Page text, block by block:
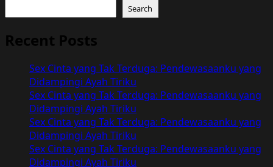
Search
Recent Posts
Sex Cinta yang Tak Terduga: Pendewasaanku yang
Didampingi Ayah Tiriku
Sex Cinta yang Tak Terduga: Pendewasaanku yang
Didampingi Ayah Tiriku
Sex Cinta yang Tak Terduga: Pendewasaanku yang
Didampingi Ayah Tiriku
Sex Cinta yang Tak Terduga: Pendewasaanku yang
Didampingi Ayah Tiriku